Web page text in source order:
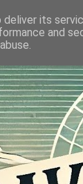
its
and